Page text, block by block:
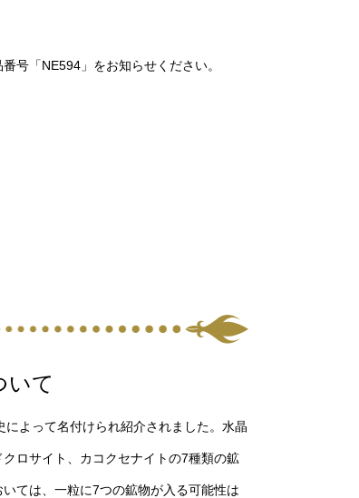
号「NE594」をお知らせください。
いて
よって名付けられ紹介されました。水晶
ロサイト、カコクセナイトの7種類の鉱
ては、一粒に7つの鉱物が入る可能性は